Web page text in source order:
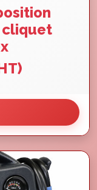
cliquet